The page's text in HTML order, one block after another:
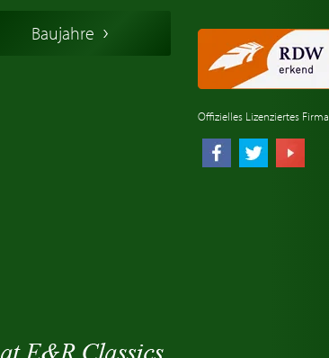
Baujahre
Offizielles Lizenziertes Firma